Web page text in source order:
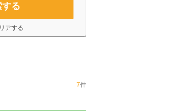
る
アする
7件